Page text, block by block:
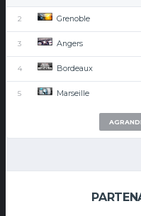
2 Grenoble
3 Angers
4 Bordeaux
5 Marseille